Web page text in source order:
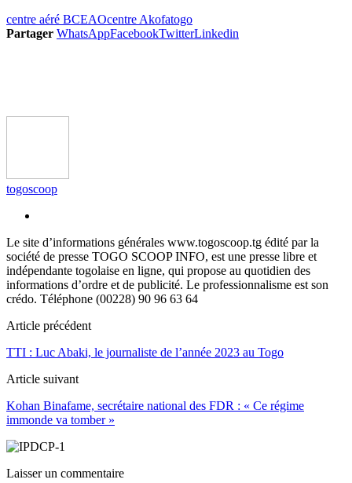
centre aéré BCEAOcentre Akofatogo
Partager WhatsAppFacebookTwitterLinkedin
togoscoop
Le site d’informations générales www.togoscoop.tg édité par la
société de presse TOGO SCOOP INFO, est une presse libre et
indépendante togolaise en ligne, qui propose au quotidien des
informations d’ordre et de publicité. Le professionnalisme est son
crédo. Téléphone (00228) 90 96 63 64
Article précédent
TTI : Luc Abaki, le journaliste de l’année 2023 au Togo
Article suivant
Kohan Binafame, secrétaire national des FDR : « Ce régime
immonde va tomber »
Laisser un commentaire